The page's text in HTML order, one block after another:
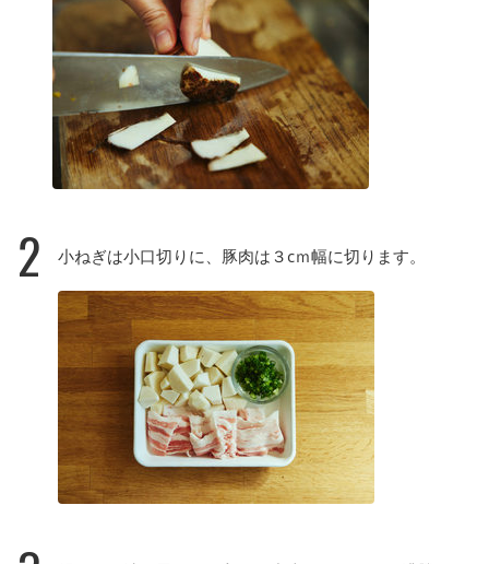
2 小ねぎは小口切りに、豚肉は３cｍ幅に切ります。